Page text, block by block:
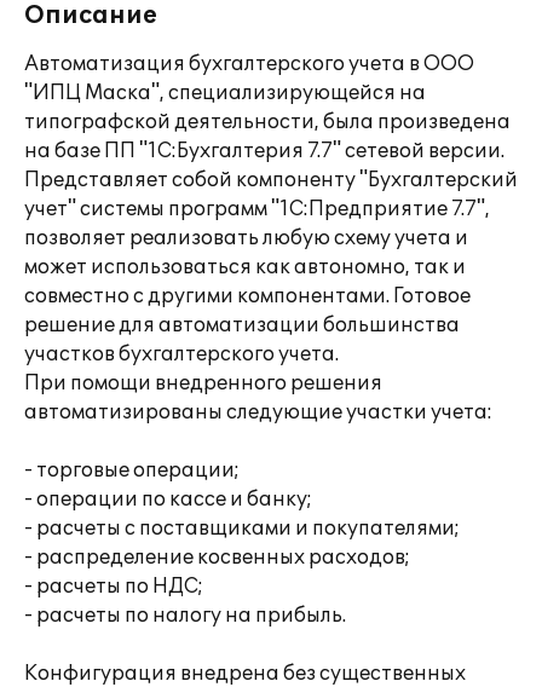
Описание
Автоматизация бухгалтерского учета в ООО
"ИПЦ Маска", специализирующейся на
типографской деятельности, была произведена
на базе ПП "1С:Бухгалтерия 7.7" сетевой версии.
Представляет собой компоненту "Бухгалтерский
учет" системы программ "1С:Предприятие 7.7",
позволяет реализовать любую схему учета и
может использоваться как автономно, так и
совместно с другими компонентами. Готовое
решение для автоматизации большинства
участков бухгалтерского учета.
При помощи внедренного решения
автоматизированы следующие участки учета:
- торговые операции;
- операции по кассе и банку;
- расчеты с поставщиками и покупателями;
- распределение косвенных расходов;
- расчеты по НДС;
- расчеты по налогу на прибыль.
Конфигурация внедрена без существенных